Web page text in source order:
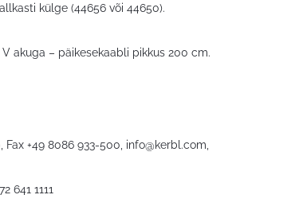
külge (44656 või 44650).
akuga – päikesekaabli pikkus 200 cm.
+49 8086 933-500, info@kerbl.com
641 1111